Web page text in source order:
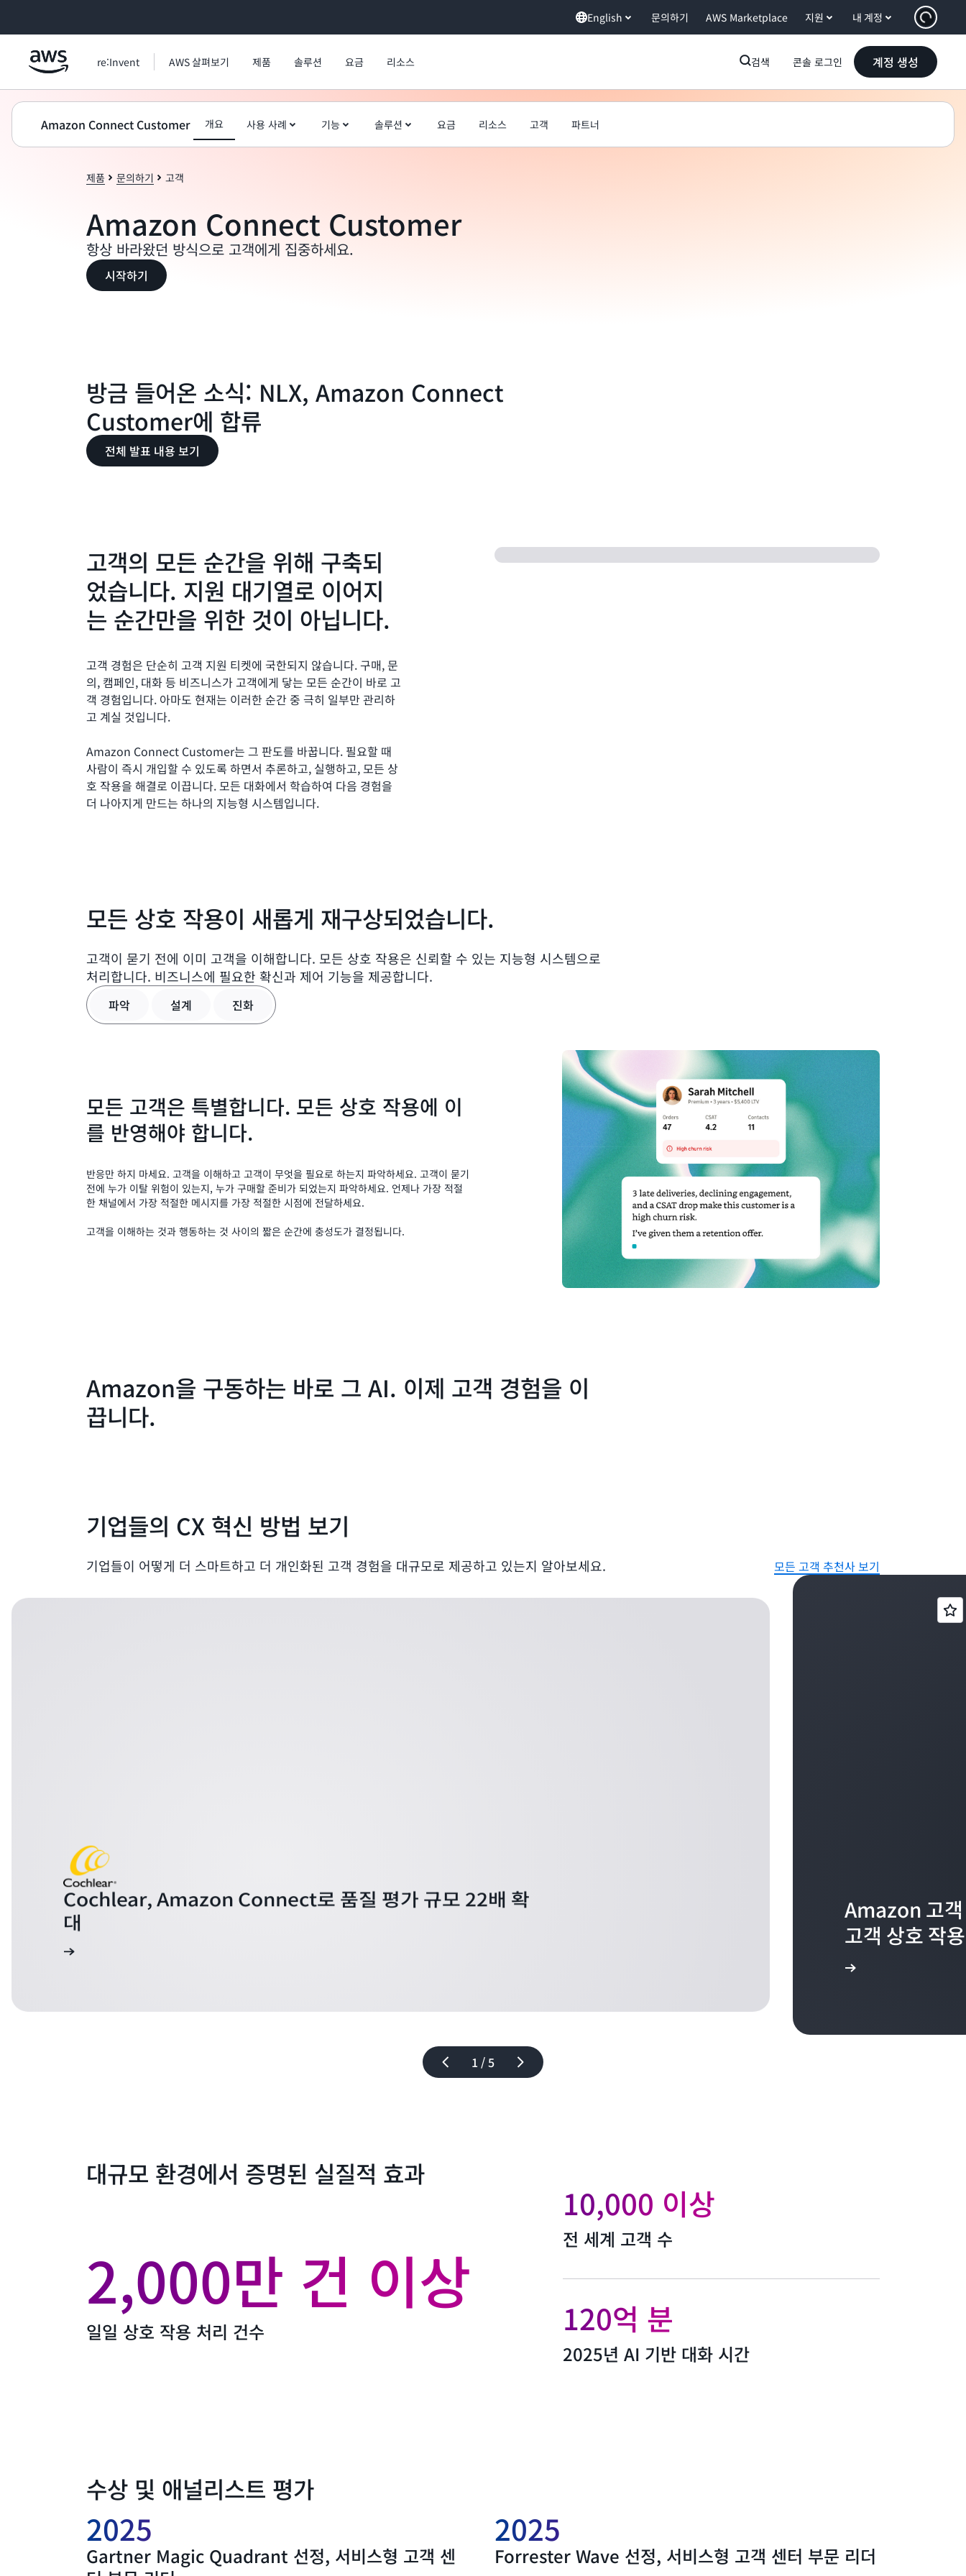
English 문의하기 AWS Marketplace 지원 내 계정
re:Invent AWS 살펴보기 제품 솔루션 요금 리소스 검색 콘솔 로그인 계정 생성
Amazon Connect Customer 개요 사용 사례 기능 솔루션 요금 리소스 고객 파트너
제품 문의하기 고객
Amazon Connect Customer
항상 바라왔던 방식으로 고객에게 집중하세요.
시작하기
방금 들어온 소식: NLX, Amazon Connect
Customer에 합류
전체 발표 내용 보기
고객의 모든 순간을 위해 구축되
었습니다. 지원 대기열로 이어지
는 순간만을 위한 것이 아닙니다.
고객 경험은 단순히 고객 지원 티켓에 국한되지 않습니다. 구매, 문
의, 캠페인, 대화 등 비즈니스가 고객에게 닿는 모든 순간이 바로 고
객 경험입니다. 아마도 현재는 이러한 순간 중 극히 일부만 관리하
고 계실 것입니다.
Amazon Connect Customer는 그 판도를 바꿉니다. 필요할 때
사람이 즉시 개입할 수 있도록 하면서 추론하고, 실행하고, 모든 상
호 작용을 해결로 이끕니다. 모든 대화에서 학습하여 다음 경험을
더 나아지게 만드는 하나의 지능형 시스템입니다.
모든 상호 작용이 새롭게 재구상되었습니다.
고객이 묻기 전에 이미 고객을 이해합니다. 모든 상호 작용은 신뢰할 수 있는 지능형 시스템으로
처리합니다. 비즈니스에 필요한 확신과 제어 기능을 제공합니다.
파악 설계 진화
모든 고객은 특별합니다. 모든 상호 작용에 이
를 반영해야 합니다.
반응만 하지 마세요. 고객을 이해하고 고객이 무엇을 필요로 하는지 파악하세요. 고객이 묻기
전에 누가 이탈 위험이 있는지, 누가 구매할 준비가 되었는지 파악하세요. 언제나 가장 적절
한 채널에서 가장 적절한 메시지를 가장 적절한 시점에 전달하세요.
고객을 이해하는 것과 행동하는 것 사이의 짧은 순간에 충성도가 결정됩니다.
Amazon을 구동하는 바로 그 AI. 이제 고객 경험을 이
끕니다.
기업들의 CX 혁신 방법 보기
기업들이 어떻게 더 스마트하고 더 개인화된 고객 경험을 대규모로 제공하고 있는지 알아보세요. 모든 고객 추천사 보기
1 / 5
Cochlear, Amazon Connect로 품질 평가 규모 22배 확
대
Amazon 고
고객 상호 작
대규모 환경에서 증명된 실질적 효과
2,000만 건 이상
일일 상호 작용 처리 건수
10,000 이상
전 세계 고객 수
120억 분
2025년 AI 기반 대화 시간
수상 및 애널리스트 평가
Gartner Magic Quadrant 선정, 서비스형 고객 센
2025
Forrester Wave 선정, 서비스형 고객 센터 부문 리더
2025